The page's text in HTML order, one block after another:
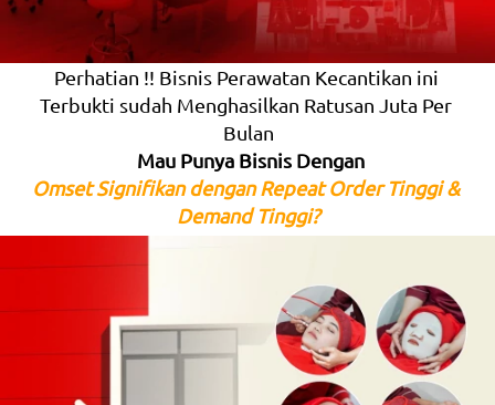
Perhatian !! Bisnis Perawatan Kecantikan ini
Terbukti sudah Menghasilkan Ratusan Juta Per
Bulan
Mau Punya Bisnis Dengan
Omset Signifikan dengan Repeat Order Tinggi &
Demand Tinggi?